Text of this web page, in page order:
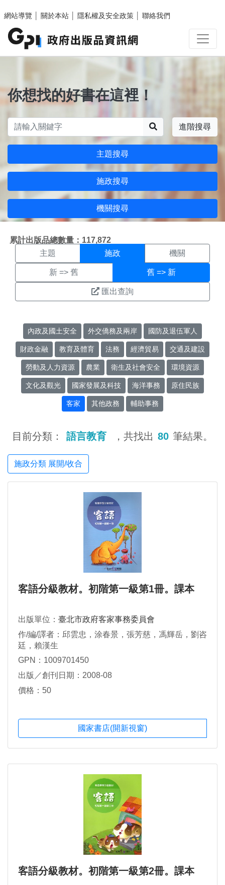
網站導覽
關於本站 隱私權及安全政策 聯絡我們
你想找的好書在這裡！
進階搜尋
主題搜尋
施政搜尋
機關搜尋
累計出版品總數量：117,872
施政搜尋結果頁面
主題 施政 機關
新 => 舊 舊 => 新
匯出查詢
內政及國土安全 外交僑務及兩岸 國防及退伍軍人
財政金融 教育及體育 法務 經濟貿易 交通及建設
勞動及人力資源 農業 衛生及社會安全 環境資源
文化及觀光 國家發展及科技 海洋事務 原住民族
客家 其他政務 輔助事務
目前分類： 語言教育 ，共找出 80 筆結果。
施政分類 展開/收合
客語分級教材。初階第一級第1冊。課本
出版單位： 臺北市政府客家事務委員會
作/編/譯者：邱雲忠，涂春景，張芳慈，馮輝岳，劉咨
廷，賴漢生
GPN：1009701450
出版／創刊日期：2008-08
價格：50
國家書店(開新視窗)
客語分級教材。初階第一級第2冊。課本